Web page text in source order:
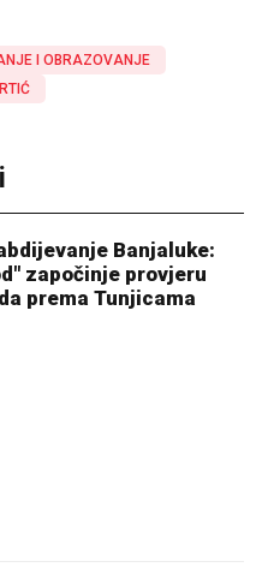
I OBRAZOVANJE
Banjaluke:
započinje provjeru
prema Tunjicama